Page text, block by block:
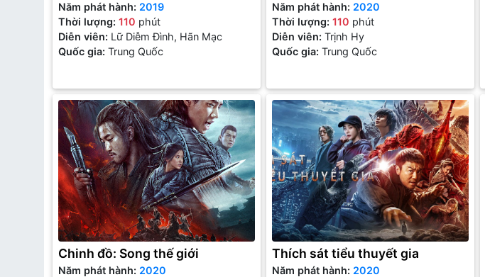
Năm phát hành: 2019
Thời lượng: 110 phút
Diễn viên: Lữ Diễm Đình, Hãn Mạc
Quốc gia: Trung Quốc
Năm phát hành: 2020
Thời lượng: 110 phút
Diễn viên: Trịnh Hy
Quốc gia: Trung Quốc
Chinh đồ: Song thế giới
Năm phát hành: 2020
Thích sát tiểu thuyết gia
Năm phát hành: 2020